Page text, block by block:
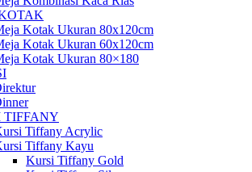
Kotak Ukuran 80x120cm
Kotak Ukuran 60x120cm
Kotak Ukuran 80×180
TIFFANY
Tiffany Acrylic
Tiffany Kayu
Kursi Tiffany Gold